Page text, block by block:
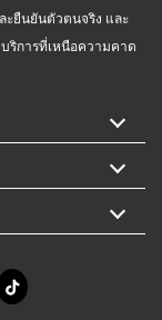
ะยืนยันตัวตนจริง และ
ริการที่เหนือความคาด